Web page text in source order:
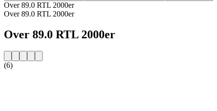
Over 89.0 RTL 2000er
Over 89.0 RTL 2000er
Over 89.0 RTL 2000er
(6)